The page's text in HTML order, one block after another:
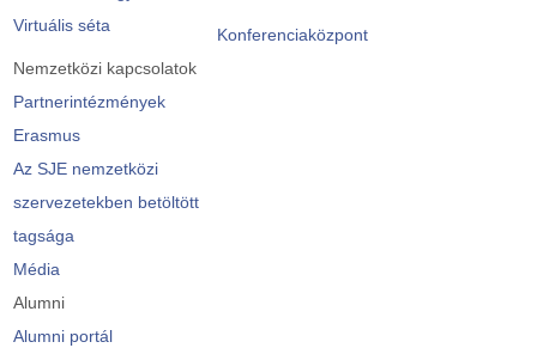
Virtuális séta
Konferenciaközpont
Nemzetközi kapcsolatok
Partnerintézmények
Erasmus
Az SJE nemzetközi
szervezetekben betöltött
tagsága
Média
Alumni
Alumni portál